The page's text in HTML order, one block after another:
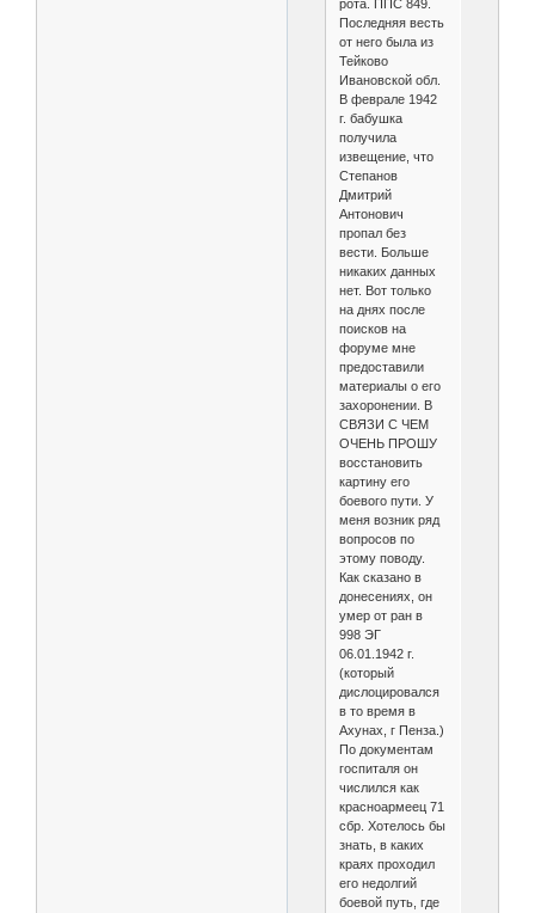
рота. ППС 849.
Последняя весть
от него была из
Тейково
Ивановской обл.
В феврале 1942
г. бабушка
получила
извещение, что
Степанов
Дмитрий
Антонович
пропал без
вести. Больше
никаких данных
нет. Вот только
на днях после
поисков на
форуме мне
предоставили
материалы о его
захоронении. В
СВЯЗИ С ЧЕМ
ОЧЕНЬ ПРОШУ
восстановить
картину его
боевого пути. У
меня возник ряд
вопросов по
этому поводу.
Как сказано в
донесениях, он
умер от ран в
998 ЭГ
06.01.1942 г.
(который
дислоцировался
в то время в
Ахунах, г Пенза.)
По документам
госпиталя он
числился как
красноармеец 71
сбр. Хотелось бы
знать, в каких
краях проходил
его недолгий
боевой путь, где